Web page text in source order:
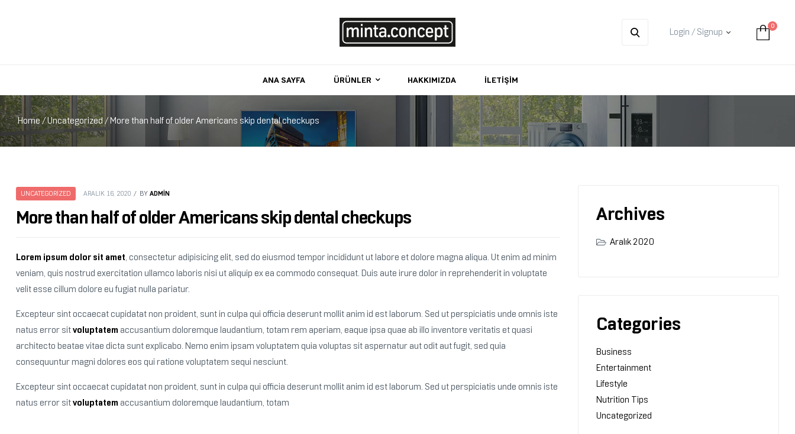
Concept
Yaşam
alanınıza
değer
Login / Signup
0
ANA SAYFA ÜRÜNLER HAKKIMIZDA İLETIŞIM
Home/Uncategorized/ More than half of older Americans skip dental checkups
UNCATEGORIZED ARALIK 16, 2020 BY ADMIN
More than half of older Americans skip dental checkups
Lorem ipsum dolor sit amet, consectetur adipisicing elit, sed do eiusmod tempor incididunt ut labore et dolore magna aliqua. Ut enim ad minim
veniam, quis nostrud exercitation ullamco laboris nisi ut aliquip ex ea commodo consequat. Duis aute irure dolor in reprehenderit in voluptate
velit esse cillum dolore eu fugiat nulla pariatur.
Excepteur sint occaecat cupidatat non proident, sunt in culpa qui officia deserunt mollit anim id est laborum. Sed ut perspiciatis unde omnis iste
natus error sitvoluptatem accusantium doloremque laudantium, totam rem aperiam, eaque ipsa quae ab illo inventore veritatis et quasi
architecto beatae vitae dicta sunt explicabo. Nemo enim ipsam voluptatem quia voluptas sit aspernatur aut odit aut fugit, sed quia
consequuntur magni dolores eos qui ratione voluptatem sequi nesciunt.
Excepteur sint occaecat cupidatat non proident, sunt in culpa qui officia deserunt mollit anim id est laborum. Sed ut perspiciatis unde omnis iste
natus error sitvoluptatem accusantium doloremque laudantium, totam
Archives
Aralık 2020
Categories
Business
Entertainment
Lifestyle
Nutrition Tips
Uncategorized